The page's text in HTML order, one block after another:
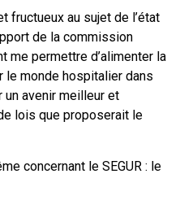
fructueux au sujet de l’état
de la commission
me permettre d’alimenter la
le monde hospitalier dans
un avenir meilleur et
lois que proposerait le
concernant le SEGUR : le